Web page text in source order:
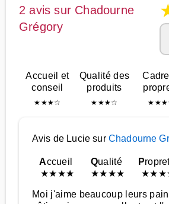
2 avis sur Chadourne
Grégory
Accueil et
conseil
★ ★★☆
Qualité des
produits
★ ★★☆ ★ ★★
Avis de Lucie sur Chadourne
Accueil
★★★★
Qualité
★★★★
P
★★★
Moi j'aime beaucoup leurs